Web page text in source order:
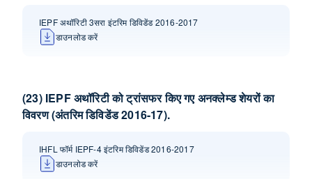
IEPF अथॉरिटी 3सरा इंटरिम डिविडेंड 2016-2017
डाउनलोड करें
(23) IEPF अथॉरिटी को ट्रांसफर किए गए अनक्लेम्‍ड शेयरों का
विवरण (अंतरिम डिविडेंड 2016-17).
IHFL फॉर्म IEPF-4 इंटरिम डिविडेंड 2016-2017
डाउनलोड करें